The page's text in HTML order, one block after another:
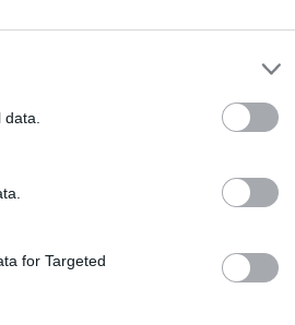
for Targeted